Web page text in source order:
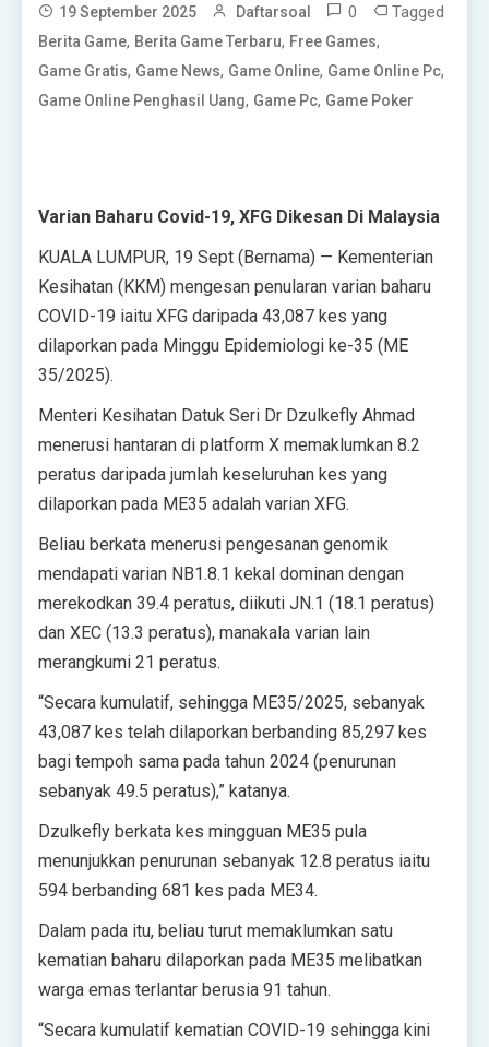
19 September 2025 Daftarsoal 0 Tagged
Berita Game, Berita Game Terbaru, Free Games,
Game Gratis, Game News, Game Online, Game Online Pc,
Game Online Penghasil Uang, Game Pc, Game Poker
Varian Baharu Covid-19, XFG Dikesan Di Malaysia
KUALA LUMPUR, 19 Sept (Bernama) — Kementerian
Kesihatan (KKM) mengesan penularan varian baharu
COVID-19 iaitu XFG daripada 43,087 kes yang
dilaporkan pada Minggu Epidemiologi ke-35 (ME
35/2025).
Menteri Kesihatan Datuk Seri Dr Dzulkefly Ahmad
menerusi hantaran di platform X memaklumkan 8.2
peratus daripada jumlah keseluruhan kes yang
dilaporkan pada ME35 adalah varian XFG.
Beliau berkata menerusi pengesanan genomik
mendapati varian NB1.8.1 kekal dominan dengan
merekodkan 39.4 peratus, diikuti JN.1 (18.1 peratus)
dan XEC (13.3 peratus), manakala varian lain
merangkumi 21 peratus.
“Secara kumulatif, sehingga ME35/2025, sebanyak
43,087 kes telah dilaporkan berbanding 85,297 kes
bagi tempoh sama pada tahun 2024 (penurunan
sebanyak 49.5 peratus),” katanya.
Dzulkefly berkata kes mingguan ME35 pula
menunjukkan penurunan sebanyak 12.8 peratus iaitu
594 berbanding 681 kes pada ME34.
Dalam pada itu, beliau turut memaklumkan satu
kematian baharu dilaporkan pada ME35 melibatkan
warga emas terlantar berusia 91 tahun.
“Secara kumulatif kematian COVID-19 sehingga kini